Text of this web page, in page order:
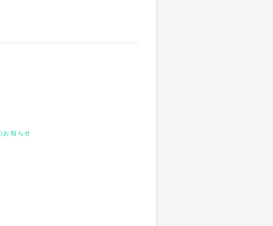
お知らせ